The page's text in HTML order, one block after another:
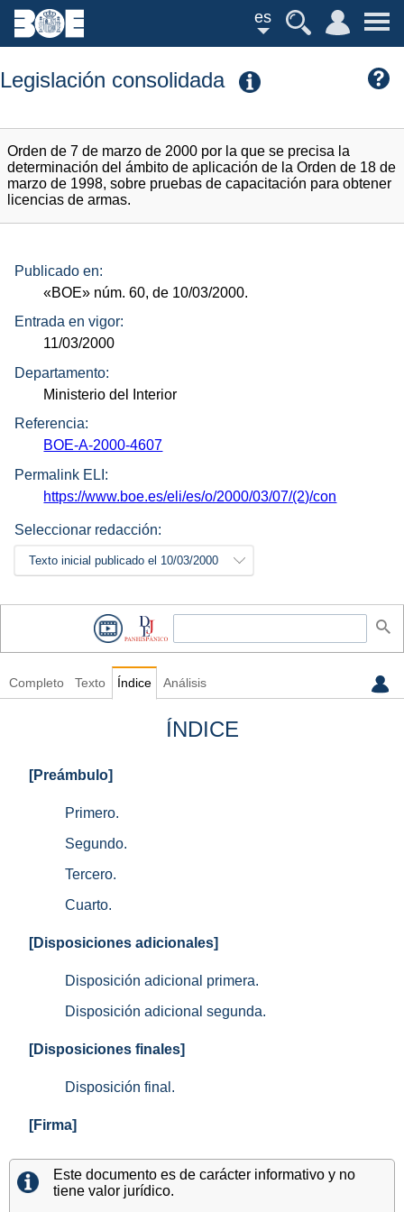
es
Legislación consolidada
Orden de 7 de marzo de 2000 por la que se precisa la
determinación del ámbito de aplicación de la Orden de 18 de
marzo de 1998, sobre pruebas de capacitación para obtener
licencias de armas.
Publicado en:
«BOE» núm. 60, de 10/03/2000.
Entrada en vigor:
11/03/2000
Departamento:
Ministerio del Interior
Referencia:
BOE-A-2000-4607
Permalink ELI:
https://www.boe.es/eli/es/o/2000/03/07/(2)/con
Seleccionar redacción:
Texto inicial publicado el 10/03/2000
Completo Texto Índice Análisis
ÍNDICE
[Preámbulo]
Primero.
Segundo.
Tercero.
Cuarto.
[Disposiciones adicionales]
Disposición adicional primera.
Disposición adicional segunda.
[Disposiciones finales]
Disposición final.
[Firma]
Este documento es de carácter informativo y no
tiene valor jurídico.